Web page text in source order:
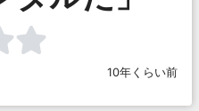
10年くらい前